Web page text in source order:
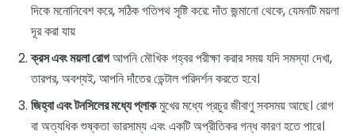
দিকে মনোনিবেশ করে, সঠিক গতিপথ সৃষ্টি করে: দাঁত জন্মানো থেকে, যেমনটি ময়লা
দূর করা যায়
ক্রস এবং ময়লা রোগআপনি মৌখিক গহ্বর পরীক্ষা করার সময় যদি সমস্যা দেখা,
তারপর, অবশ্যই, আপনি দাঁতের ডেন্টাল পরিদর্শন করতে হবে।
জিহ্বা এবং টনসিলের মধ্যে প্লাকমুখের মধ্যে প্রচুর জীবাণু সবসময় আছে। রোগ
বা অত্যধিক শুষ্কতা ভারসাম্য এবং একটি অপ্রীতিকর গন্ধ কারণ হতে পারে।